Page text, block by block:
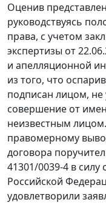
Оценив
руководствуясь
права, с учетом
экспертизы от
и апелляционной
из того, что
подписан лицом,
совершение от
неизвестным
правомерному
договора
41301/0039-4 в силу
Российской
удовлетворили